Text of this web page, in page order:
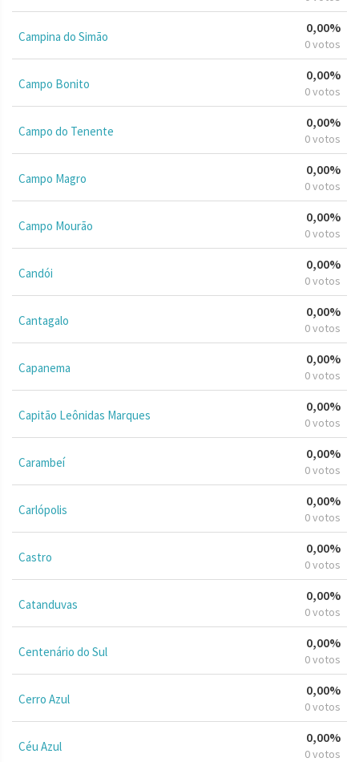
Campina do Simão
0,00%
0 votos
Campo Bonito
0,00%
0 votos
Campo do Tenente
0,00%
0 votos
Campo Magro
0,00%
0 votos
Campo Mourão
0,00%
0 votos
Candói
0,00%
0 votos
Cantagalo
0,00%
0 votos
Capanema
0,00%
0 votos
Capitão Leônidas Marques
0,00%
0 votos
Carambeí
0,00%
0 votos
Carlópolis
0,00%
0 votos
Castro
0,00%
0 votos
Catanduvas
0,00%
0 votos
Centenário do Sul
0,00%
0 votos
Cerro Azul
0,00%
0 votos
Céu Azul
0,00%
0 votos